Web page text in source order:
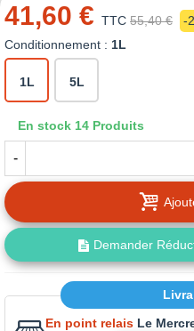
41,60 € TTC 55,40 €
-
Conditionnement : 1L
1L 5L
En stock 14 Produits
-
Demander
En point relais Le